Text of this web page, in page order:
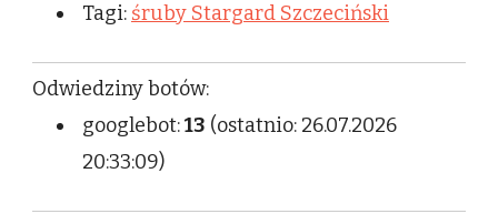
Tagi: śruby Stargard Szczeciński
Odwiedziny botów:
googlebot:13 (ostatnio: 26.07.2026
20:33:09)